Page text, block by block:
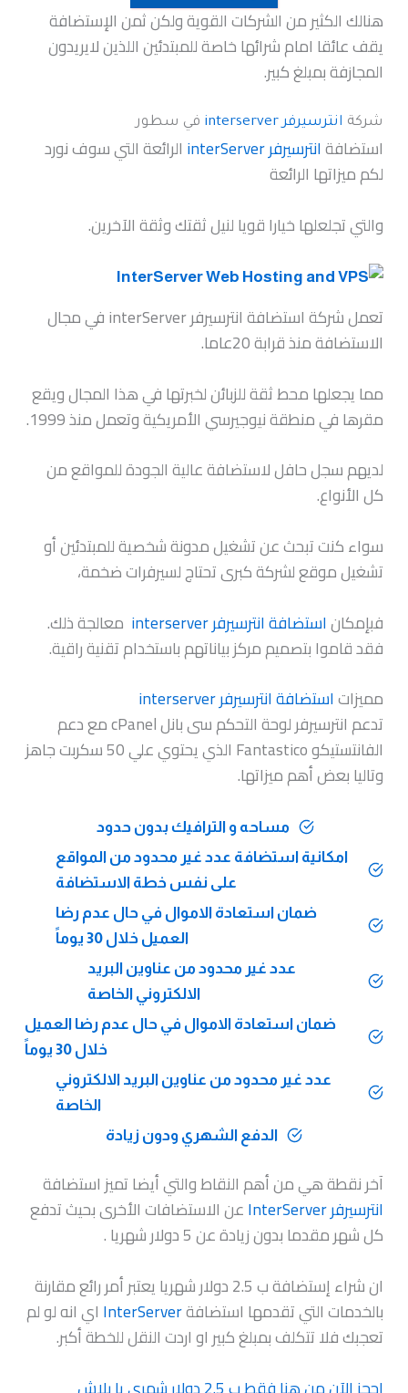
هنالك الكثير من الشركات القوية ولكن ثمن الإستضافة
يقف عائقا امام شرائها خاصة للمبتدئين اللذين لايريدون
المجازفة بمبلغ كبير.
شركة انترسيرفر interserver في سطور
استضافةانترسيرفر interServer
الرائعة التي سوف نورد
لكم ميزاتها الرائعة
والتي تجلعلها خيارا قويا لنيل ثقتك وثقة الآخرين.
تعمل شركة استضافة انترسيرفر interServer في مجال
الاستضافة منذ قرابة 20عاما.
مما يجعلها محط ثقة للزبائن لخبرتها في هذا المجال ويقع
مقرها في منطقة نيوجيرسي الأمريكية وتعمل منذ 1999.
لديهم سجل حافل لاستضافة عالية الجودة للمواقع من
كل الأنواع.
سواء كنت تبحث عن تشغيل مدونة شخصية للمبتدئين أو
تشغيل موقع لشركة كبرى تحتاج لسيرفرات ضخمة،
فبإمكاناستضافة انترسيرفر interserver
معالجة ذلك.
فقد قاموا بتصميم مركز بياناتهم باستخدام تقنية راقية.
مميزاتاستضافة انترسيرفر interserver
تدعم انترسيرفر لوحة التحكم سى بانل cPanel مع دعم
الفانتستيكو Fantastico الذي يحتوي علي 50 سكربت جاهز
وتاليا بعض أهم ميزاتها.
مساحه و الترافيك بدون حدود
امكانية استضافة عدد غير محدود من المواقع
على نفس خطة الاستضافة
ضمان استعادة الاموال في حال عدم رضا
العميل خلال 30 يوماً
عدد غير محدود من عناوين البريد
الالكتروني الخاصة
ضمان استعادة الاموال في حال عدم رضا العميل
خلال 30 يوماً
عدد غير محدود من عناوين البريد الالكتروني
الخاصة
الدفع الشهري ودون زيادة
آخر نقطة هي من أهم النقاط والتي أيضا تميز استضافة
انترسيرفر InterServer
عن الاستضافات الأخرى بحيث تدفع
كل شهر مقدما بدون زيادة عن 5 دولار شهريا .
ان شراء إستضافة ب 2.5 دولار شهريا يعتبر أمر رائع مقارنة
بالخدمات التي تقدمها استضافةInterServer اي انه لو لم
تعجبك فلا تتكلف بمبلغ كبير او اردت النقل للخطة أكبر.